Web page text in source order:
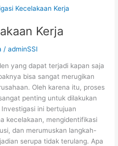
Kerja
/adminSSI
yang dapat terjadi kapan saja
bisa sangat merugikan
Oleh karena itu, proses
penting untuk dilakukan
ini bertujuan
kecelakaan, mengidentifikasi
dan merumuskan langkah-
serupa tidak terulang. Apa